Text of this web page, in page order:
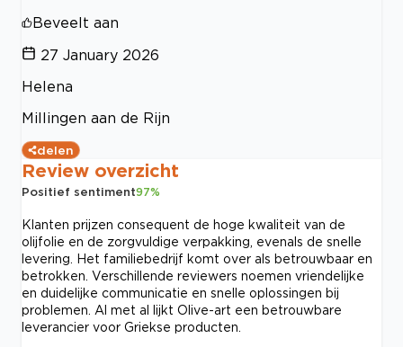
Beveelt aan
27 January 2026
Helena
Millingen aan de Rijn
delen
Review overzicht
Positief sentiment97%
Klanten prijzen consequent de hoge kwaliteit van de
olijfolie en de zorgvuldige verpakking, evenals de snelle
levering. Het familiebedrijf komt over als betrouwbaar en
betrokken. Verschillende reviewers noemen vriendelijke
en duidelijke communicatie en snelle oplossingen bij
problemen. Al met al lijkt Olive-art een betrouwbare
leverancier voor Griekse producten.